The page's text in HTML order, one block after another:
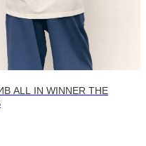
ALL IN WINNER THE